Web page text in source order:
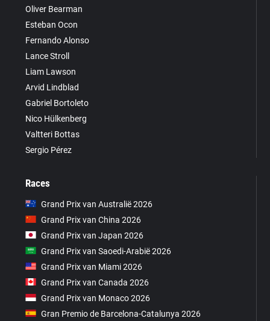
Oliver Bearman
Esteban Ocon
Fernando Alonso
Lance Stroll
Liam Lawson
Arvid Lindblad
Gabriel Bortoleto
Nico Hülkenberg
Valtteri Bottas
Sergio Pérez
Races
Grand Prix van Australië 2026
Grand Prix van China 2026
Grand Prix van Japan 2026
Grand Prix van Saoedi-Arabië 2026
Grand Prix van Miami 2026
Grand Prix van Canada 2026
Grand Prix van Monaco 2026
Gran Premio de Barcelona-Catalunya 2026